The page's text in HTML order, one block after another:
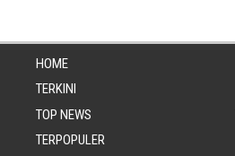
HOME
TERKINI
TOP NEWS
TERPOPULER